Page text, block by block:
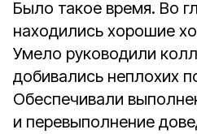
Было такое время. Во
находились хорошие
Умело руководили
добивались неплохих
Обеспечивали
и перевыполнение